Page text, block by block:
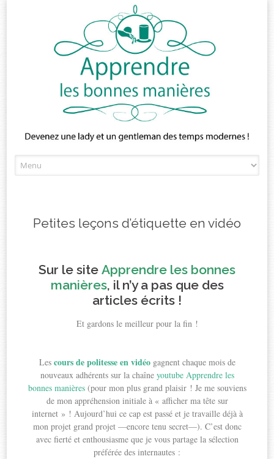
to
Petites leçons d’étiquette en vidéo
Sur le site Apprendre les bonnes
manières, il n’y a pas que des
articles écrits !
Et gardons le meilleur pour la fin !
Les cours de politesse en vidéogagnent chaque mois de
nouveaux adhérents sur la chaîne youtube Apprendre les
bonnes manières(pour mon plus grand plaisir ! Je me souviens
de mon appréhension initiale à « afficher ma tête sur
internet » ! Aujourd’hui ce cap est passé et je travaille déjà à
mon projet grand projet —encore tenu secret—). C’est donc
avec fierté et enthousiasme que je vous partage la sélection
préférée des internautes :